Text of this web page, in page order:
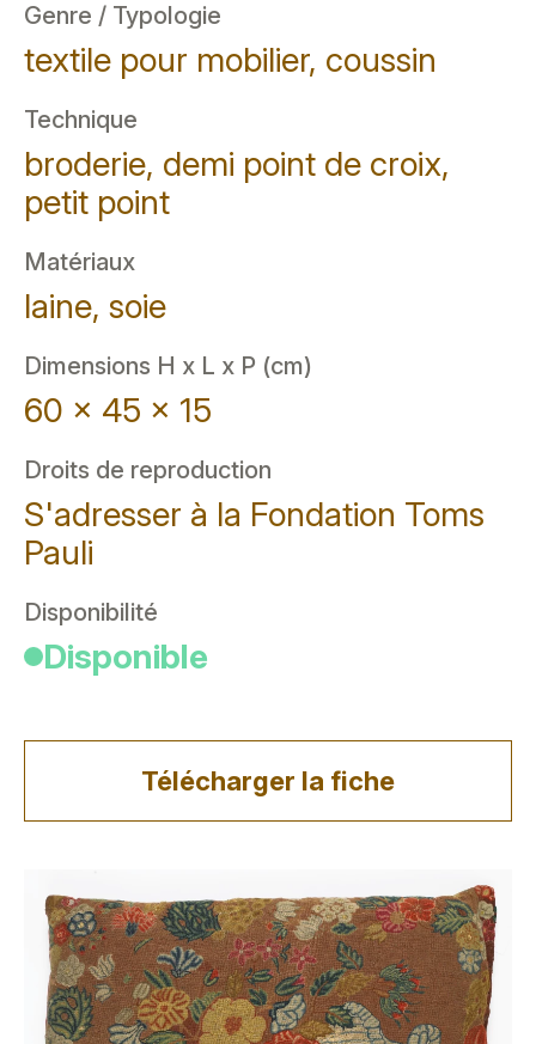
Genre / Typologie
textile pour mobilier, coussin
Technique
broderie, demi point de croix,
petit point
Matériaux
laine, soie
Dimensions H x L x P (cm)
60 x 45 x 15
Droits de reproduction
S'adresser à la Fondation Toms
Pauli
Disponibilité
Disponible
Télécharger la fiche